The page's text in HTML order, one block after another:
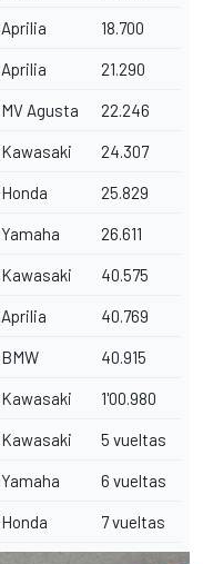
Aprilia 18.700
Aprilia 21.290
MV Agusta 22.246
Kawasaki 24.307
Honda 25.829
Yamaha 26.611
Kawasaki 40.575
Aprilia 40.769
BMW 40.915
Kawasaki 1'00.980
Kawasaki 5 vueltas
Yamaha 6 vueltas
Honda 7 vueltas